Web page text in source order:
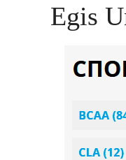
Egis